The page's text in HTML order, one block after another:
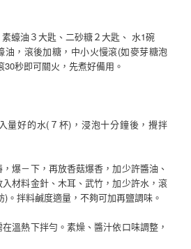
蠔油３大匙、二砂糖２大匙、 水1碗
油，滾後加糖，中小火慢滾(如麥芽糖泡
秒即可關火，先煮好備用。
量好的水(７杯)，浸泡十分鐘後，攪拌
爆－下，再放香菇爆香，加少許醬油、
材料金針、木耳、武竹，加少許水，滾
。拌料鹹度適量，不夠可加再鹽調味。
溫熱下拌勻。素燥、醬汁依口味調整，